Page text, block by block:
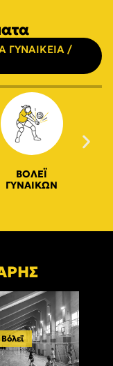
ΓΥΝΑΙΚΕΙΑ /
ΒΟΛΕΪ
ΓΥΝΑΙΚΩΝ
Βόλεϊ